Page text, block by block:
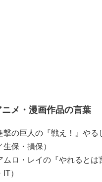
ニメ・漫画作品の言葉
撃の巨人の『戦え！』や
生保・損保）
ムロ・レイの『やれると
）